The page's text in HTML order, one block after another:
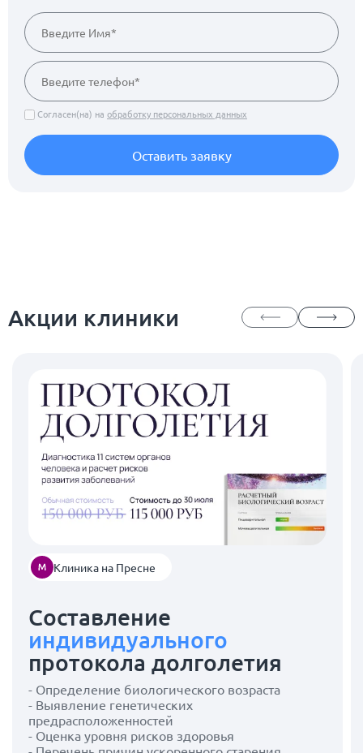
Согласен(на) на обработку персональных данных
Оставить заявку
Акции клиники
Клиника на Пресне
Составление
индивидуального
протокола долголетия
- Определение биологического возраста
- Выявление генетических
предрасположенностей
- Оценка уровня рисков здоровья